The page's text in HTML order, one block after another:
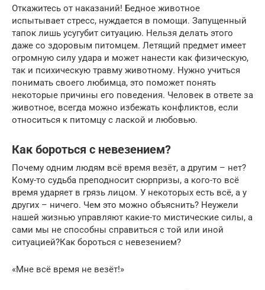
Откажитесь от наказаний! Бедное животное
испытывает стресс, нуждается в помощи. Запущенный
тапок лишь усугубит ситуацию. Нельзя делать этого
даже со здоровым питомцем. Летящий предмет имеет
огромную силу удара и может нанести как физическую,
так и психическую травму животному. Нужно учиться
понимать своего любимца, это поможет понять
некоторые причины его поведения. Человек в ответе за
животное, всегда можно избежать конфликтов, если
относиться к питомцу с лаской и любовью.
Как бороться с невезением?
Почему одним людям всё время везёт, а другим – нет?
Кому-то судьба преподносит сюрпризы, а кого-то всё
время ударяет в грязь лицом. У некоторых есть всё, а у
других – ничего. Чем это можно объяснить? Неужели
нашей жизнью управляют какие-то мистические силы, а
сами мы не способны справиться с той или иной
ситуацией?Как бороться с невезением?
«Мне всё время не везёт!»